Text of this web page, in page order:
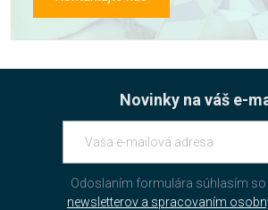
Novinky na váš e-
Odoslaním formulára súhlasím so
newsletterov a spracovaním